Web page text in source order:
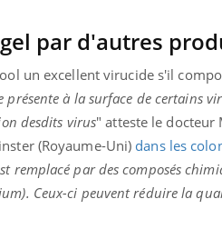
par d'autres
un excellent virucide s'il
présente à la surface de certains
desdits virus" atteste le docteur
(Royaume-Uni) dans les
remplacé par des composés
Ceux-ci peuvent réduire la
pour
ou
la
la rend
Youtube
Insuline & Charge
osait en parler??
En 2026, l'insuline dans
reste entourée d'idées
patients comme parfois